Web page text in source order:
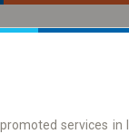
services in